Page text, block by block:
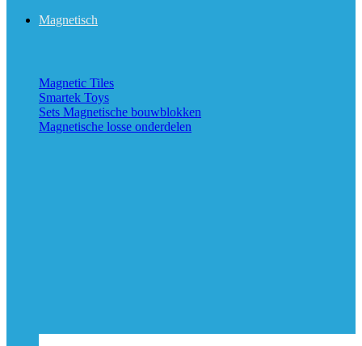
Magnetisch
Magnetic Tiles
Smartek Toys
Sets Magnetische bouwblokken
Magnetische losse onderdelen